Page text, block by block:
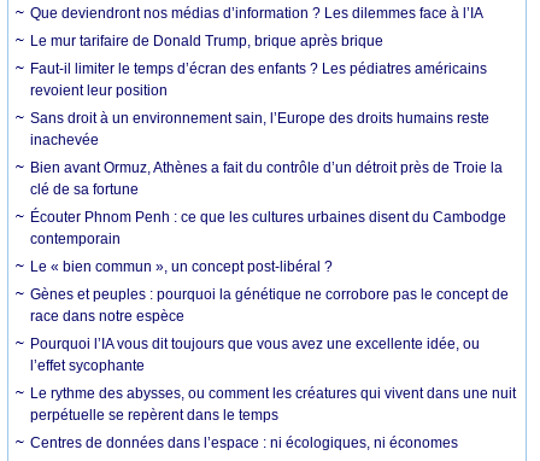
Que deviendront nos médias d’information ? Les dilemmes face à l’IA
Le mur tarifaire de Donald Trump, brique après brique
Faut-il limiter le temps d’écran des enfants ? Les pédiatres américains
revoient leur position
Sans droit à un environnement sain, l’Europe des droits humains reste
inachevée
Bien avant Ormuz, Athènes a fait du contrôle d’un détroit près de Troie la
clé de sa fortune
Écouter Phnom Penh : ce que les cultures urbaines disent du Cambodge
contemporain
Le « bien commun », un concept post-libéral ?
Gènes et peuples : pourquoi la génétique ne corrobore pas le concept de
race dans notre espèce
Pourquoi l’IA vous dit toujours que vous avez une excellente idée, ou
l’effet sycophante
Le rythme des abysses, ou comment les créatures qui vivent dans une nuit
perpétuelle se repèrent dans le temps
Centres de données dans l’espace : ni écologiques, ni économes